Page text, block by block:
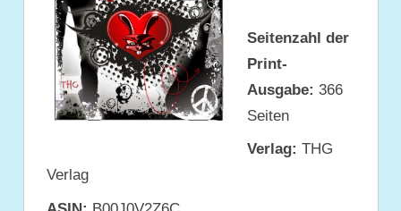
Seitenzahl der
Print-
Ausgabe: 366
Seiten
Verlag: THG
Verlag